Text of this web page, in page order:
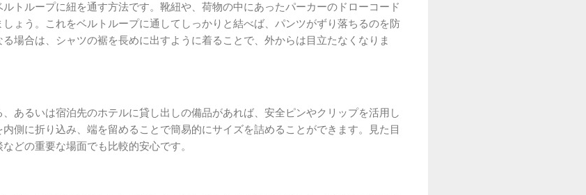
トループに紐を通す方法です。靴紐や、荷物の中にあったパーカーのドローコード
ょう。これをベルトループに通してしっかりと結べば、パンツがずり落ちるのを防
場合は、シャツの裾を長めに出すように着ることで、外からは目立たなくなりま
あるいは宿泊先のホテルに貸し出しの備品があれば、安全ピンやクリップを活用し
側に折り込み、端を留めることで簡易的にサイズを詰めることができます。見た目
どの重要な場面でも比較的安心です。